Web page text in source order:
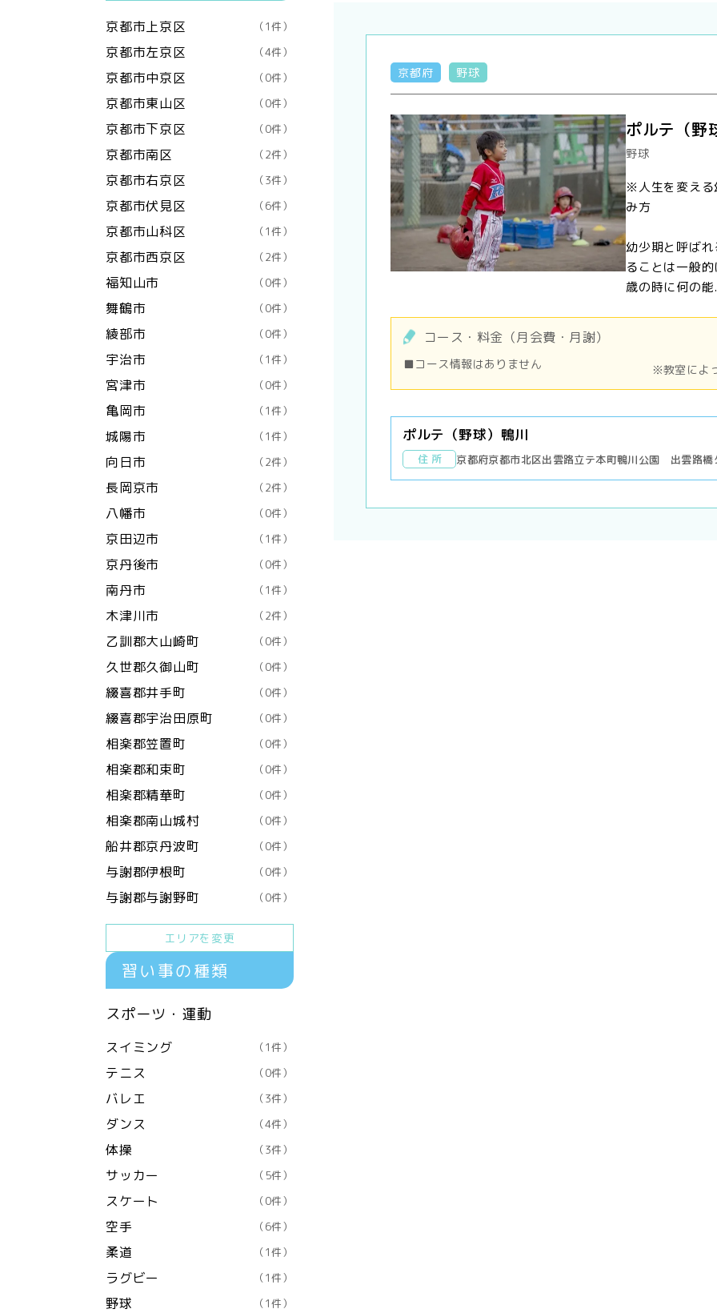
京都市上京区 （1件）
京都市左京区 （4件）
京都市中京区 （0件）
京都市東山区 （0件）
京都市下京区 （0件）
京都市南区 （2件）
京都市右京区 （3件）
京都市伏見区 （6件）
京都市山科区 （1件）
京都市西京区 （2件）
福知山市 （0件）
舞鶴市 （0件）
綾部市 （0件）
宇治市 （1件）
宮津市 （0件）
亀岡市 （1件）
城陽市 （1件）
向日市 （2件）
長岡京市 （2件）
八幡市 （0件）
京田辺市 （1件）
京丹後市 （0件）
南丹市 （1件）
木津川市 （2件）
乙訓郡大山崎町 （0件）
久世郡久御山町 （0件）
綴喜郡井手町 （0件）
綴喜郡宇治田原町 （0件）
相楽郡笠置町 （0件）
相楽郡和束町 （0件）
相楽郡精華町 （0件）
相楽郡南山城村 （0件）
船井郡京丹波町 （0件）
与謝郡伊根町 （0件）
与謝郡与謝野町 （0件）
エリアを変更
習い事の種類
スポーツ・運動
スイミング （1件）
テニス （0件）
バレエ （3件）
ダンス （4件）
体操 （3件）
サッカー （5件）
スケート （0件）
空手 （6件）
柔道 （1件）
ラグビー （1件）
野球 （1件）
京都府 野球
ポルテ（野
野球
※人生を変える
み方
幼少期と呼ば
ることは一般
歳の時に何の能
コース・料金（月会費・月謝）
■コース情報はありません ※教室によ
ポルテ（野球）鴨川
住 所 京都府京都市北区出雲路立テ本町鴨川公園 出雲路橋